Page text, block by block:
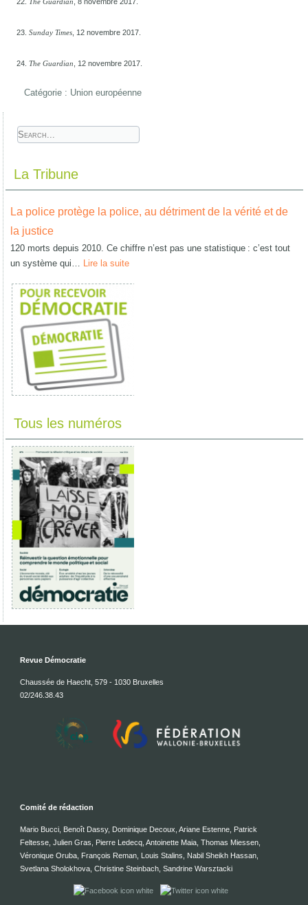
23.Sunday Times , 12 novembre 2017.
24.The Guardian , 12 novembre 2017.
Catégorie : Union européenne
La Tribune
La police protège la police, au détriment de la vérité et de
la justice
120 morts depuis 2010. Ce chiffre n’est pas une statistique : c’est tout
un système qui… Lire la suite
Tous les numéros
Revue Démocratie
Chaussée de Haecht, 579 - 1030 Bruxelles
02/246.38.43
Comité de rédaction
Mario Bucci, Benoît Dassy, Dominique Decoux, Ariane Estenne, Patrick
Feltesse, Julien Gras, Pierre Ledecq, Antoinette Maia, Thomas Miessen,
Véronique Oruba, François Reman, Louis Stalins, Nabil Sheikh Hassan,
Svetlana Sholokhova, Christine Steinbach, Sandrine Warsztacki